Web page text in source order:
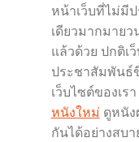
หน้าเว็บที่ไม่มี
เดียวมากมาย
แล้วด้วย ปกติเ
ประชาสัมพันธ์
เว็บไซต์ของเ
หนังใหม่ ดูหนัง
กันได้อย่างสบา